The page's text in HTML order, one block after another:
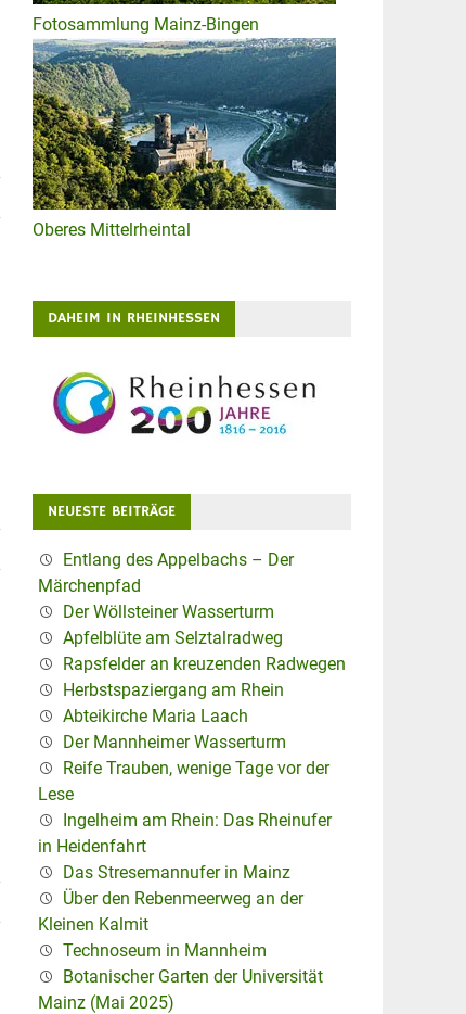
Fotosammlung Mainz-Bingen
Oberes Mittelrheintal
DAHEIM IN RHEINHESSEN
NEUESTE BEITRÄGE
Entlang des Appelbachs – Der
Märchenpfad
Der Wöllsteiner Wasserturm
Apfelblüte am Selztalradweg
Rapsfelder an kreuzenden Radwegen
Herbstspaziergang am Rhein
Abteikirche Maria Laach
Der Mannheimer Wasserturm
Reife Trauben, wenige Tage vor der
Lese
Ingelheim am Rhein: Das Rheinufer
in Heidenfahrt
Das Stresemannufer in Mainz
Über den Rebenmeerweg an der
Kleinen Kalmit
Technoseum in Mannheim
Botanischer Garten der Universität
Mainz (Mai 2025)